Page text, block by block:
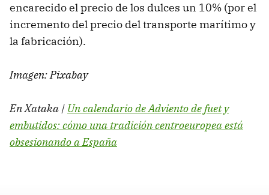
encarecido el precio de los dulces un 10% (por el
incremento del precio del transporte marítimo y
la fabricación).
Imagen: Pixabay
En Xataka | Un calendario de Adviento de fuet y
embutidos: cómo una tradición centroeuropea está
obsesionando a España